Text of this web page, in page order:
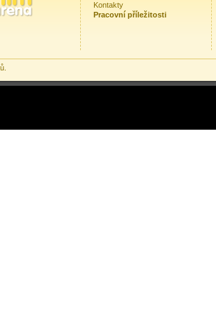
Kontakty
Pracovní příležitosti